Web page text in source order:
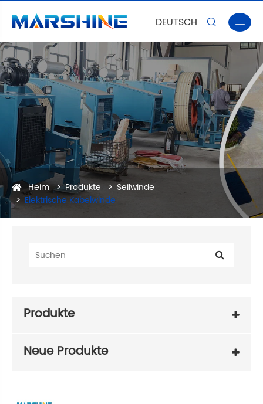
DEUTSCH  
Heim Produkte
Seilwinde
Elektrische Kabelwinde
Produkte
Neue Produkte